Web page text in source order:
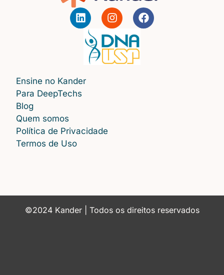
Ensine no Kander
Para DeepTechs
Blog
Quem somos
Política de Privacidade
Termos de Uso
©2024 Kander | Todos os direitos reservados